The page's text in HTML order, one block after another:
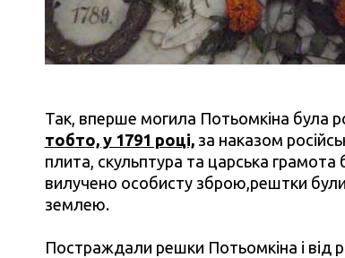
Так, вперше могила Потьомкіна була
тобто, у 1791 році,за наказом
плита, скульптура та царська грамота
вилучено особисту зброю,рештки були
землею.
Постраждали решки Потьомкіна і від